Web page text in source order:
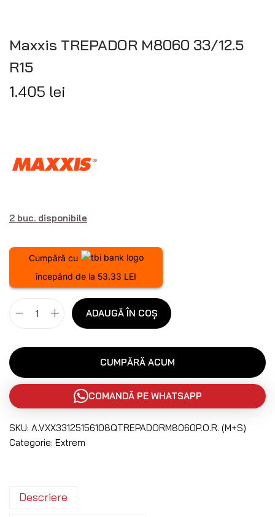
Maxxis TREPADOR M8060 33/12.5
R15
1.405 lei
2 buc. disponibile
Cumpără cu
începând de la 53.33 LEI
ADAUGĂ ÎN COȘ
CUMPĂRĂ ACUM
COMANDĂ PE WHATSAPP
SKU: A.VXX33125156108QTREPADORM8060P.O.R. (M+S)
Categorie: Extrem
Descriere